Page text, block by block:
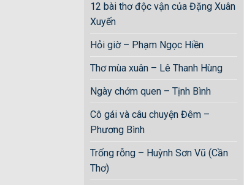
12 bài thơ độc vận của Đặng Xuân
Xuyến
Hỏi giờ – Phạm Ngọc Hiền
Thơ mùa xuân – Lê Thanh Hùng
Ngày chớm quen – Tịnh Bình
Cô gái và câu chuyện Đêm –
Phương Bình
Trống rỗng – Huỳnh Sơn Vũ (Cần
Thơ)